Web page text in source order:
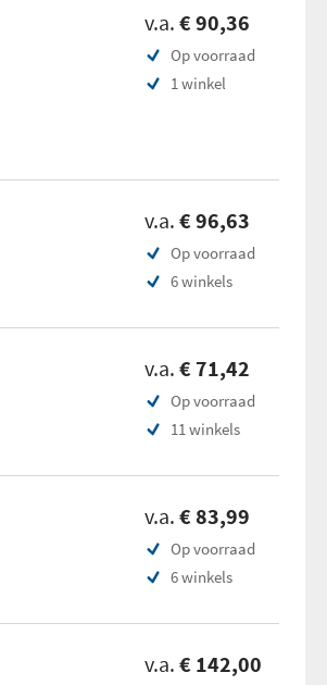
v.a. € 90,36
Op voorraad
1 winkel
v.a. € 96,63
Op voorraad
6 winkels
v.a. € 71,42
Op voorraad
11 winkels
v.a. € 83,99
Op voorraad
6 winkels
v.a. € 142,00